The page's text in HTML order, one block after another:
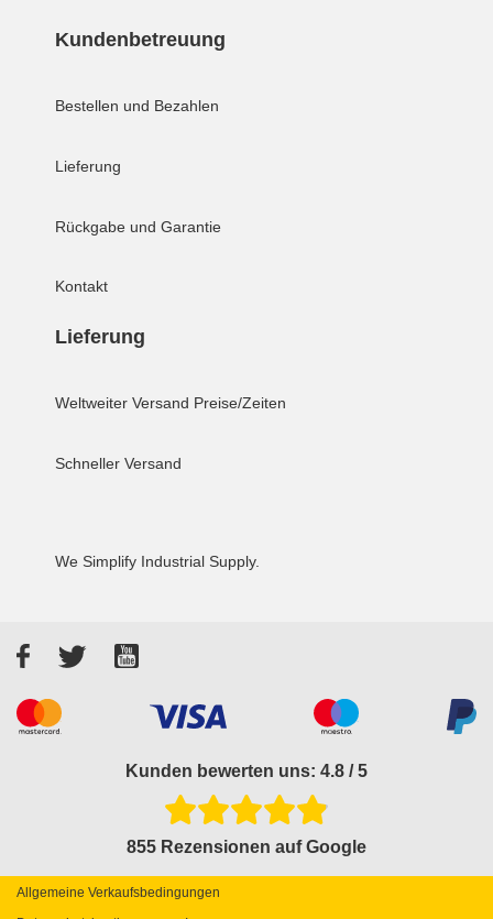
Kundenbetreuung
Bestellen und Bezahlen
Lieferung
Rückgabe und Garantie
Kontakt
Lieferung
Weltweiter Versand Preise/Zeiten
Schneller Versand
We Simplify Industrial Supply.
FacebookTwitterYouTube
Kunden bewerten uns: 4.8 / 5
855 Rezensionen auf Google
Allgemeine Verkaufsbedingungen